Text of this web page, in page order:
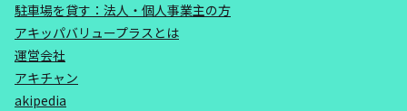
駐車場を貸す：法人・個人事業主の方
アキッパバリュープラスとは
運営会社
アキチャン
akipedia